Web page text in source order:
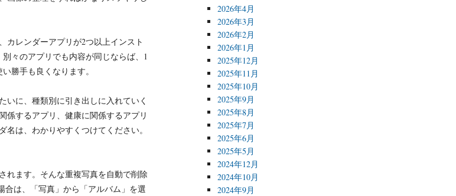
カレンダーアプリが2つ以上インスト
々のアプリでも内容が同じならば、1
勝手も良くなります。
いに、種類別に引き出しに入れていく
係するアプリ、健康に関係するアプリ
は、わかりやすくつけてください。
れます。そんな重複写真を自動で削除
合は、「写真」から「アルバム」を選
2026年4月
2026年3月
2026年2月
2026年1月
2025年12月
2025年11月
2025年10月
2025年9月
2025年8月
2025年7月
2025年6月
2025年5月
2024年12月
2024年10月
2024年9月